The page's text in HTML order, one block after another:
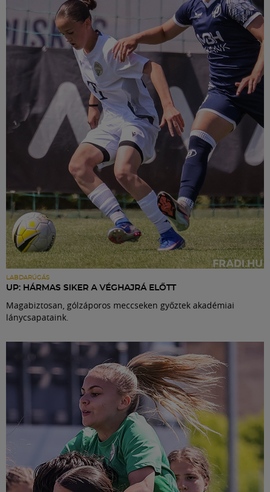
LABDARÚGÁS
UP: HÁRMAS SIKER A VÉGHAJRÁ ELŐTT
Magabiztosan, gólzáporos meccseken győztek akadémiai
lánycsapataink.